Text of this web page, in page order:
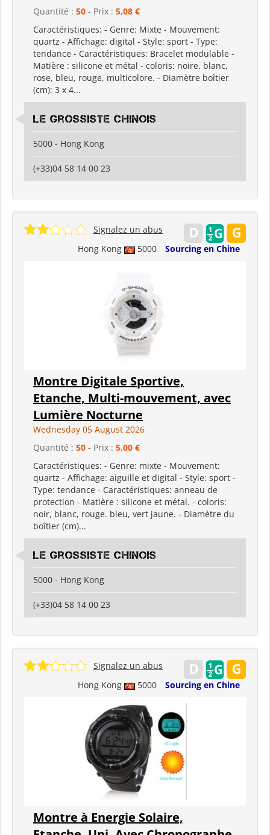
Quantité : 50 - Prix : 5,08 €
Caractéristiques: - Genre: Mixte - Mouvement:
quartz - Affichage: digital - Style: sport - Type:
tendance - Caractéristiques: Bracelet modulable -
Matière : silicone et métal - coloris: noire, blanc,
rose, bleu, rouge, multicolore. - Diamètre boîtier
(cm): 3 x 4...
Le grossiste chinois
5000 - Hong Kong
(+33)04 58 14 00 23
Hong Kong 5000 Sourcing en Chine
Signalez un abus
Montre Digitale Sportive,
Etanche, Multi-mouvement, avec
Lumière Nocturne
Wednesday 05 August 2026
Quantité : 50 - Prix : 5,00 €
Caractéristiques: - Genre: mixte - Mouvement:
quartz - Affichage: aiguille et digital - Style: sport -
Type: tendance - Caractéristiques: anneau de
protection - Matière : silicone et métal. - coloris:
noir, blanc, rouge. bleu, vert jaune. - Diamètre du
boîtier (cm)...
Le grossiste chinois
5000 - Hong Kong
(+33)04 58 14 00 23
Hong Kong 5000 Sourcing en Chine
Signalez un abus
Montre à Energie Solaire,